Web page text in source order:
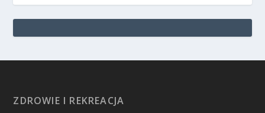
ZDROWIE I REKREACJA